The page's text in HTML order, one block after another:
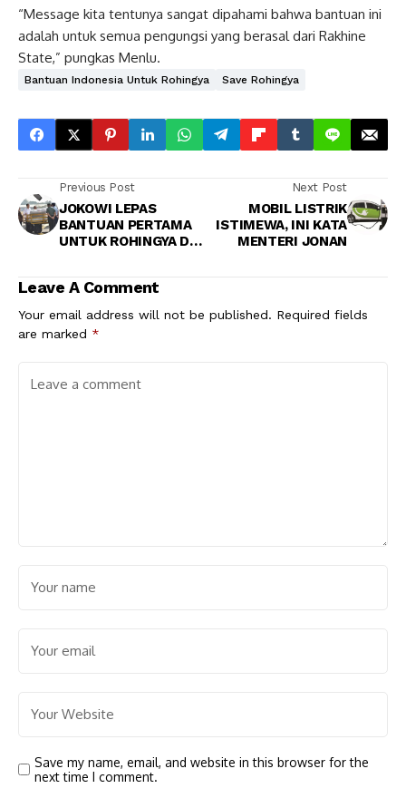
“Message kita tentunya sangat dipahami bahwa bantuan ini
adalah untuk semua pengungsi yang berasal dari Rakhine
State,” pungkas Menlu.
Bantuan Indonesia Untuk Rohingya Save Rohingya
Previous Post
JOKOWI LEPAS
BANTUAN PERTAMA
UNTUK ROHINGYA DI
Next Post
MOBIL LISTRIK
ISTIMEWA, INI KATA
MENTERI JONAN
Leave A Comment
Your email address will not be published. Required fields
are marked *
Save my name, email, and website in this browser for the
next time I comment.